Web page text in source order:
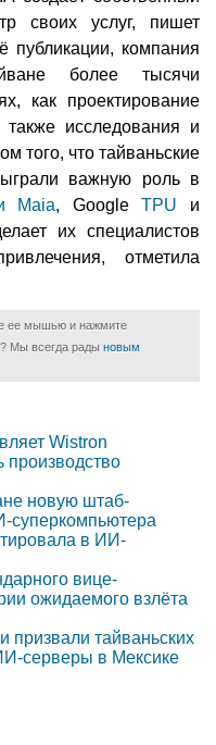
своих услуг, пишет
публикации, компания
более тысячи
как проектирование
исследования и
того, что тайваньские
важную роль в
Maia, GoogleTPU и
их специалистов
отметила
ее мышью и нажмите
Мы всегда рады новым
Wistron
производство
новую штаб-
суперкомпьютера
в ИИ-
вице-
ожидаемого взлёта
призвали тайваньских
серверы в Мексике